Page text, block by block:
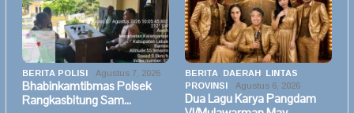
BERITA POLISI Agustus 7, 2026
Bhabinkamtibmas Polsek
Rangkasbitung Sam…
BERITA DAERAH LINTAS
PROVINSI
Agustus 6, 2026
Dua Lagu Karya Pangdam